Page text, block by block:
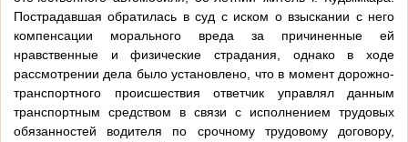
Пострадавшая обратилась в суд с иском о взыскании с него
компенсации морального вреда за причиненные ей
нравственные и физические страдания, однако в ходе
рассмотрении дела было установлено, что в момент дорожно-
транспортного происшествия ответчик управлял данным
транспортным средством в связи с исполнением трудовых
обязанностей водителя по срочному трудовому договору,